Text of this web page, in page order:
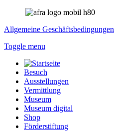
Allgemeine Geschäftsbedingungen
Toggle menu
Besuch
Ausstellungen
Vermittlung
Museum
Museum digital
Shop
Förderstiftung